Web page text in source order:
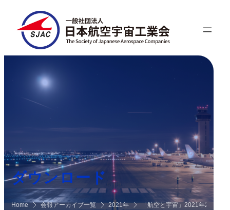
ダウンロード
Home 会報アーカイブ一覧 2021年 「航空と宇宙」2021年2月号